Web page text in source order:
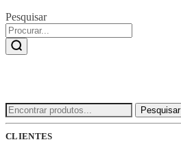
Pesquisar
Procurar
por:
Pesquisar
CLIENTES